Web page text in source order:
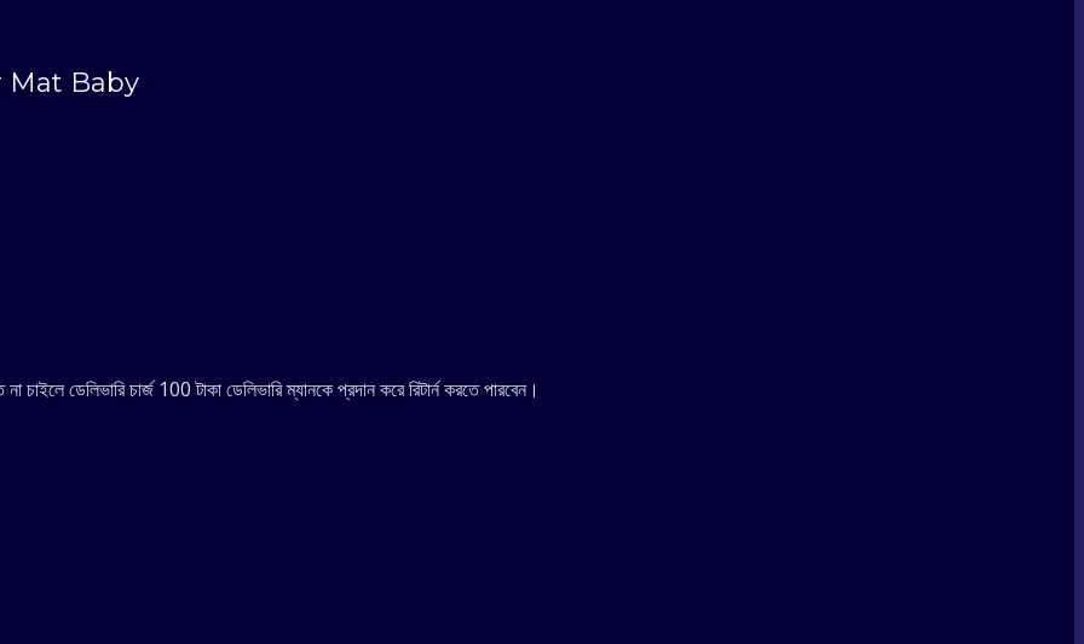
Mat Baby
ডেলিভারি চার্জ 100 টাকা ডেলিভারি ম্যানকে প্রদান করে রিটার্ন করতে পারবেন।